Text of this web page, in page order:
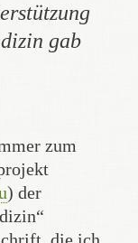
gab
zum
) der